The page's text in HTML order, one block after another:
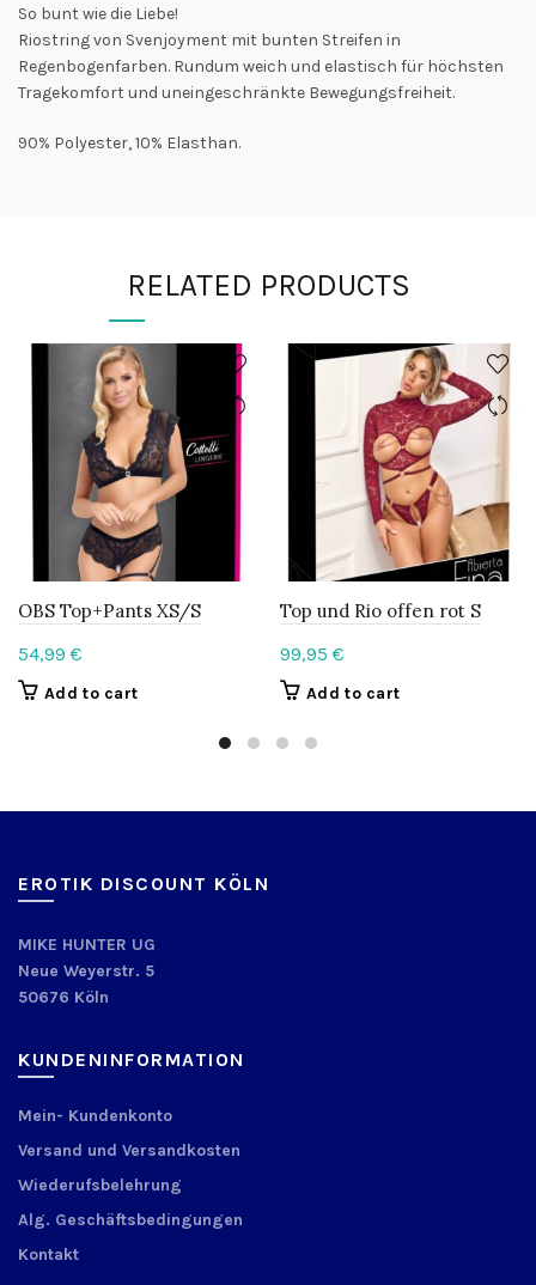
So bunt wie die Liebe!
Riostring von Svenjoyment mit bunten Streifen in
Regenbogenfarben. Rundum weich und elastisch für höchsten
Tragekomfort und uneingeschränkte Bewegungsfreiheit.
90% Polyester, 10% Elasthan.
RELATED PRODUCTS
OBS Top+Pants XS/S
54,99 €
Add to cart
Top und Rio offen rot S
99,95 €
Add to cart
EROTIK DISCOUNT KÖLN
MIKE HUNTER UG
Neue Weyerstr. 5
50676 Köln
KUNDENINFORMATION
Mein- Kundenkonto
Versand und Versandkosten
Wiederufsbelehrung
Alg. Geschäftsbedingungen
Kontakt